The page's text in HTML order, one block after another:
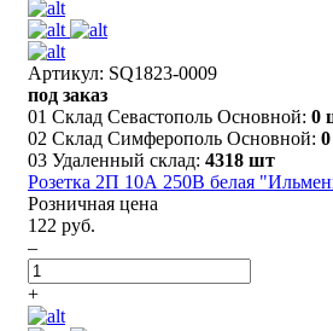
Артикул: SQ1823-0009
под заказ
01 Склад Севастополь Основной: 0
02 Склад Симферополь Основной:
03 Удаленный склад: 4318 шт
Розетка 2П 10А 250В белая
Розничная цена
122 руб.
–
+